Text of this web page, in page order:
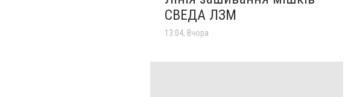
СВЕДА ЛЗМ
13:04, Вчора